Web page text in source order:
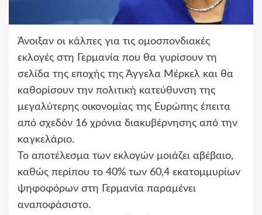
Άνοιξαν οι κάλπες για τις ομοσπονδιακές
εκλογές στη Γερμανία που θα γυρίσουν τη
σελίδα της εποχής της Άγγελα Μέρκελ και θα
καθορίσουν την πολιτική κατεύθυνση της
μεγαλύτερης οικονομίας της Ευρώπης έπειτα
από σχεδόν 16 χρόνια διακυβέρνησης από την
καγκελάριο.
Το αποτέλεσμα των εκλογών μοιάζει αβέβαιο,
καθώς περίπου το 40% των 60,4 εκατομμυρίων
ψηφοφόρων στη Γερμανία παραμένει
αναποφάσιστο.